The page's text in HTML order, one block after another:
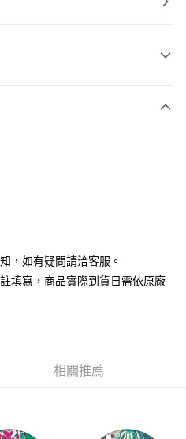
大用戶可立即使用無須另外申請。
期數、繳款截止日，確認付款後即完
路繳費。
，如有疑問請洽客服。
填寫，商品實際到貨日需依原廠
相關推薦